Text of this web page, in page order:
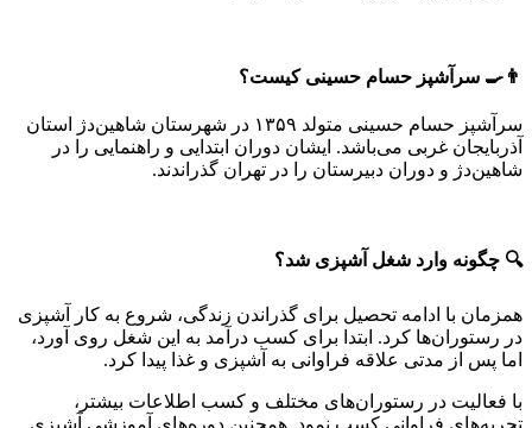
👨‍🍳 سرآشپز حسام حسینی کیست؟
سرآشپز حسام حسینی متولد ۱۳۵۹ در شهرستان شاهین‌دژ استان
آذربایجان غربی می‌باشد. ایشان دوران ابتدایی و راهنمایی را در
شاهین‌دژ و دوران دبیرستان را در تهران گذراندند.
🔍 چگونه وارد شغل آشپزی شد؟
همزمان با ادامه تحصیل برای گذراندن زندگی، شروع به کار آشپزی
در رستوران‌ها کرد. ابتدا برای کسب درآمد به این شغل روی آورد،
اما پس از مدتی علاقه فراوانی به آشپزی و غذا پیدا کرد.
با فعالیت در رستوران‌های مختلف و کسب اطلاعات بیشتر،